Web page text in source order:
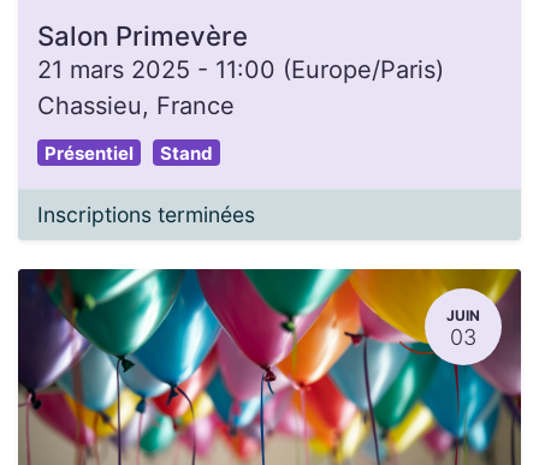
Salon Primevère
21 mars 2025 - 11:00 (Europe/Paris)
Chassieu, France
Présentiel Stand
Inscriptions terminées
JUIN
03